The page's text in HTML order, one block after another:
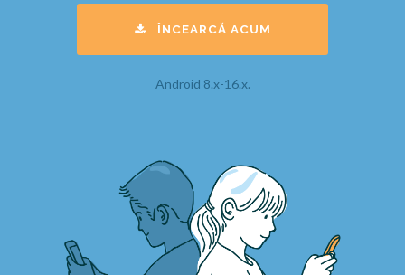
ÎNCEARCĂ ACUM
Android 8.x-16.x.